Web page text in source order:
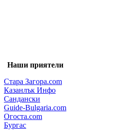
Наши приятели
Стара Загора.com
Казанлък Инфо
Сандански
Guide-Bulgaria.com
Огоста.com
Бургас